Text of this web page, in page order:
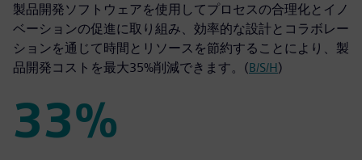
製品開発ソフトウェアを使用してプロセスの合理化とイノ
ベーションの促進に取り組み、効率的な設計とコラボレー
ションを通じて時間とリソースを節約することにより、製
品開発コストを最大35%削減できます。(B/S/H)
33%